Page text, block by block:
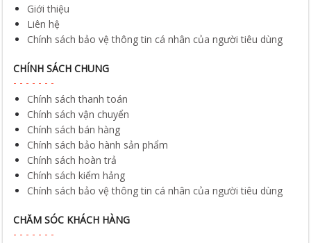
Giới thiệu
Liên hệ
Chính sách bảo vệ thông tin cá nhân của người tiêu dùng
CHÍNH SÁCH CHUNG
Chính sách thanh toán
Chính sách vận chuyển
Chính sách bán hàng
Chính sách bảo hành sản phẩm
Chính sách hoàn trả
Chính sách kiểm hảng
Chính sách bảo vệ thông tin cá nhân của người tiêu dùng
CHĂM SÓC KHÁCH HÀNG